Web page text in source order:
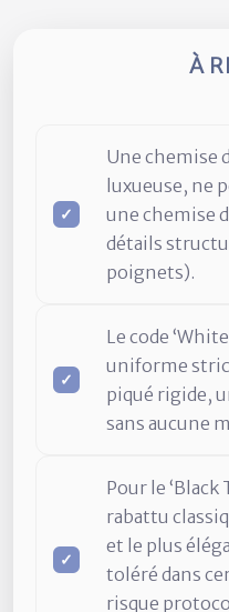
À
Une chemise
luxueuse, ne
une chemise
détails
poignets).
Le code
uniforme
piqué rigide,
sans aucune
Pour le
rabattu
et le plus
toléré dans
risque